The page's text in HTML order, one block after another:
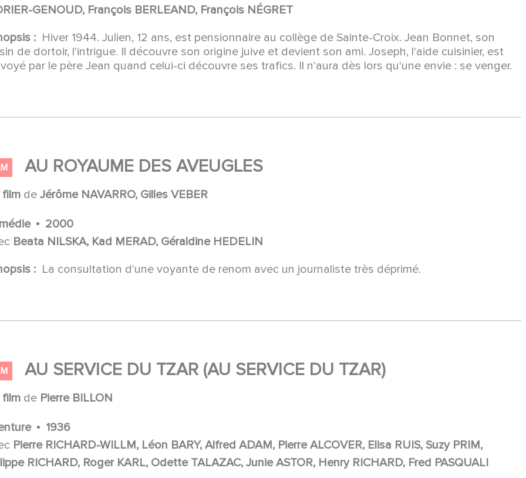
GENOUD, François BERLEAND, François NÉGRET
: Hiver 1944. Julien, 12 ans, est pensionnaire au collège de Sainte-Croix. Jean Bonnet, son
de dortoir, l'intrigue. Il découvre son origine juive et devient son ami. Joseph, l'aide cuisinier, est
par le père Jean quand celui-ci découvre ses trafics. Il n'aura dès lors qu'une envie : se venger.
AU ROYAUME DES AVEUGLES
film deJérôme NAVARRO, Gilles VEBER
2000
Beata NILSKA, Kad MERAD, Géraldine HEDELIN
: La consultation d'une voyante de renom avec un journaliste très déprimé.
AU SERVICE DU TZAR (AU SERVICE DU TZAR)
film de Pierre BILLON
1936
Pierre RICHARD-WILLM, Léon BARY, Alfred ADAM, Pierre ALCOVER, Elisa RUIS, Suzy PRIM,
RICHARD, Roger KARL, Odette TALAZAC, Junie ASTOR, Henry RICHARD, Fred PASQUALI